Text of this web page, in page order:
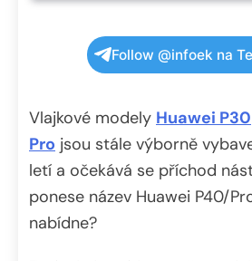
Follow @infoek na
Vlajkové modely Huawei P30
Pro jsou stále výborně
letí a očekává se příchod
ponese název Huawei P40/
nabídne?